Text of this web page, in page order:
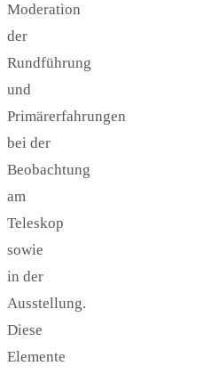
Moderation
der
Rundführung
und
Primärerfahrungen
bei der
Beobachtung
am
Teleskop
sowie
in der
Ausstellung.
Diese
Elemente